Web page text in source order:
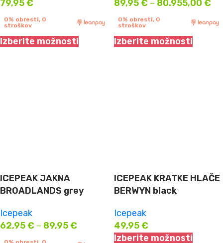
79,95€
0% obresti, 0
stroškov
Izberite možnosti
89,95€ – 80.955,00 €
0% obresti, 0
stroškov
Izberite možnosti
ICEPEAK JAKNA
BROADLANDS grey
Icepeak
62,95€ – 89,95€
ICEPEAK KRATKE HLAČE
BERWYN black
Icepeak
49,95€
Izberite možnosti